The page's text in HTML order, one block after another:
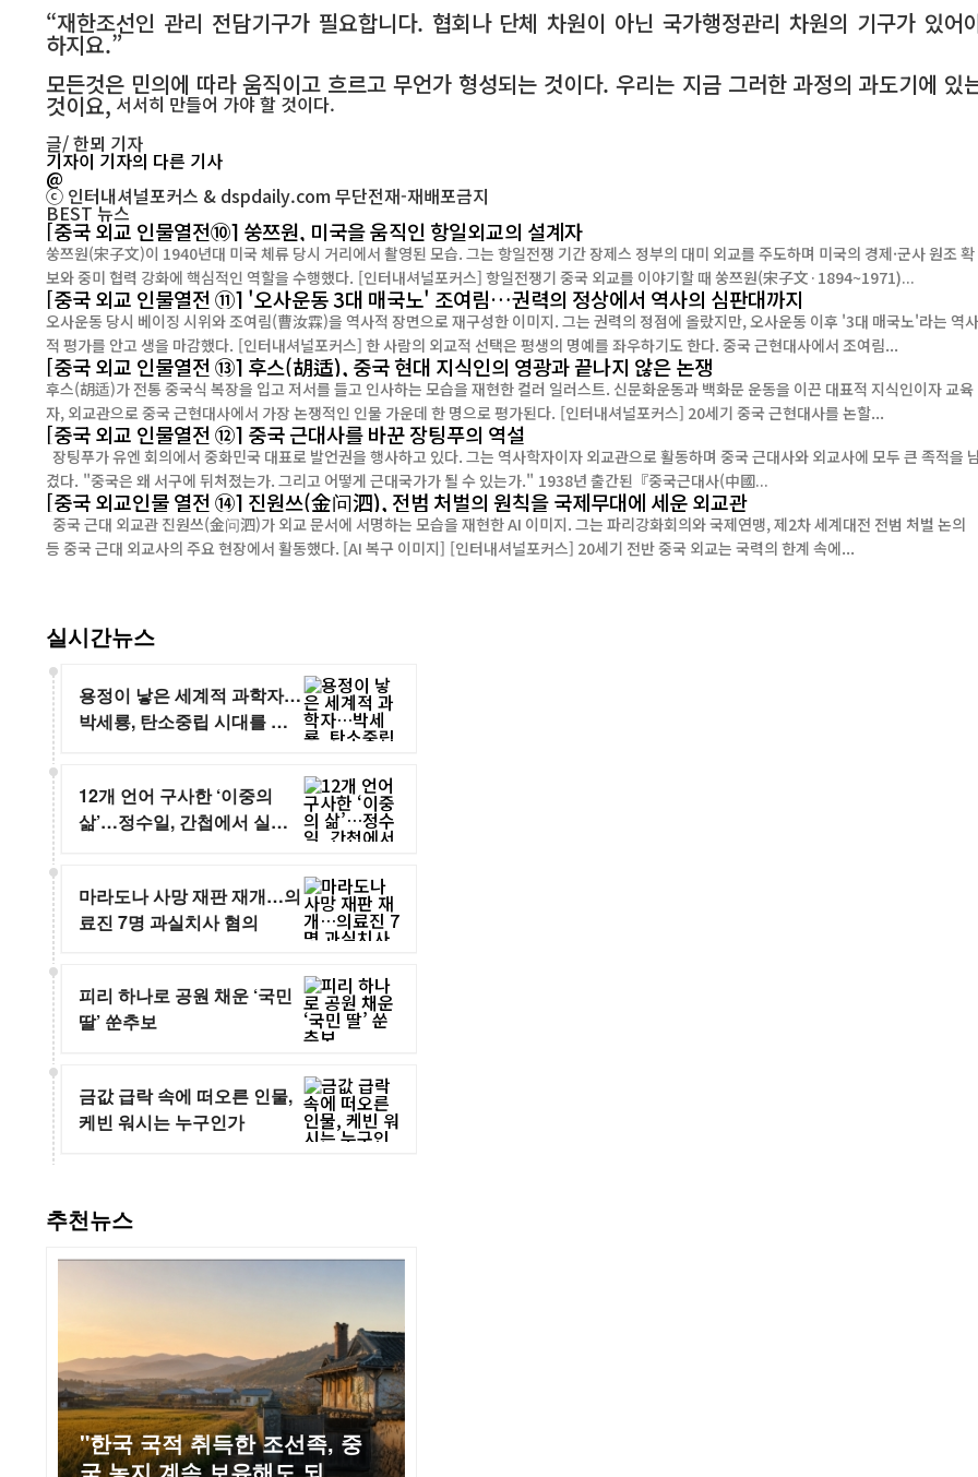
“재한조선인 관리 전담기구가 필요합니다. 협회나 단체 차원이 아닌 국가행정관리 차원의 기구가 있어
하지요.”
모든것은 민의에 따라 움직이고 흐르고 무언가 형성되는 것이다. 우리는 지금 그러한 과정의 과도기에 있
것이요,서서히 만들어 가야 할 것이다.
글/ 한뫼 기자
기자이 기자의 다른 기사
@
ⓒ 인터내셔널포커스 & dspdaily.com 무단전재-재배포금지
BEST뉴스
[중국 외교 인물열전⑩] 쑹쯔원, 미국을 움직인 항일외교의 설계자
쑹쯔원(宋子文)이 1940년대 미국 체류 당시 거리에서 촬영된 모습. 그는 항일전쟁 기간 장제스 정부의 대미 외교를 주도하며 미국의 경제·군사 원조 확
보와 중미 협력 강화에 핵심적인 역할을 수행했다. [인터내셔널포커스] 항일전쟁기 중국 외교를 이야기할 때 쑹쯔원(宋子文·1894~1971)...
[중국 외교 인물열전 ⑪] '오사운동 3대 매국노' 조여림…권력의 정상에서 역사의 심판대까지
오사운동 당시 베이징 시위와 조여림(曹汝霖)을 역사적 장면으로 재구성한 이미지. 그는 권력의 정점에 올랐지만, 오사운동 이후 '3대 매국노'라는 역사
적 평가를 안고 생을 마감했다. [인터내셔널포커스] 한 사람의 외교적 선택은 평생의 명예를 좌우하기도 한다. 중국 근현대사에서 조여림...
[중국 외교 인물열전 ⑬] 후스(胡适), 중국 현대 지식인의 영광과 끝나지 않은 논쟁
후스(胡适)가 전통 중국식 복장을 입고 저서를 들고 인사하는 모습을 재현한 컬러 일러스트. 신문화운동과 백화문 운동을 이끈 대표적 지식인이자 교육
자, 외교관으로 중국 근현대사에서 가장 논쟁적인 인물 가운데 한 명으로 평가된다. [인터내셔널포커스] 20세기 중국 근현대사를 논할...
[중국 외교 인물열전 ⑫] 중국 근대사를 바꾼 장팅푸의 역설
겼다. "중국은 왜 서구에 뒤처졌는가. 그리고 어떻게 근대국가가 될 수 있는가." 1938년 출간된『중국근대사(中國...
[중국 외교인물 열전 ⑭] 진원쓰(金问泗), 전범 처벌의 원칙을 국제무대에 세운 외교관
등 중국 근대 외교사의 주요 현장에서 활동했다. [AI 복구 이미지] [인터내셔널포커스] 20세기 전반 중국 외교는 국력의 한계 속에...
실시간뉴스
용정이 낳은 세계적 과학자…
박세룡, 탄소중립 시대를 이
12개 언어 구사한 ‘이중의
삶’…정수일, 간첩에서 실크
마라도나 사망 재판 재개…의
료진 7명 과실치사 혐의
피리 하나로 공원 채운 ‘국민
딸’ 쑨추보
금값 급락 속에 떠오른 인물,
케빈 워시는 누구인가
추천뉴스
"한국 국적 취득한 조선족, 중